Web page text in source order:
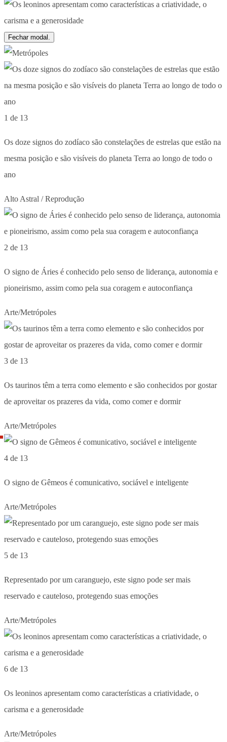
Fechar modal.
1 de 13
Os doze signos do zodíaco são constelações de estrelas que estão na
mesma posição e são visíveis do planeta Terra ao longo de todo o
ano
Alto Astral / Reprodução
2 de 13
O signo de Áries é conhecido pelo senso de liderança, autonomia e
pioneirismo, assim como pela sua coragem e autoconfiança
Arte/Metrópoles
3 de 13
Os taurinos têm a terra como elemento e são conhecidos por gostar
de aproveitar os prazeres da vida, como comer e dormir
Arte/Metrópoles
4 de 13
O signo de Gêmeos é comunicativo, sociável e inteligente
Arte/Metrópoles
5 de 13
Representado por um caranguejo, este signo pode ser mais
reservado e cauteloso, protegendo suas emoções
Arte/Metrópoles
6 de 13
Os leoninos apresentam como características a criatividade, o
carisma e a generosidade
Arte/Metrópoles